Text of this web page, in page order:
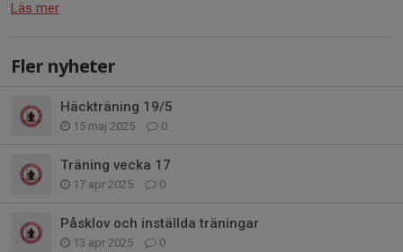
Läs mer
Fler nyheter
Häckträning 19/5
15 maj 2025 0
Träning vecka 17
17 apr 2025 0
Påsklov och inställda träningar
13 apr 2025 0